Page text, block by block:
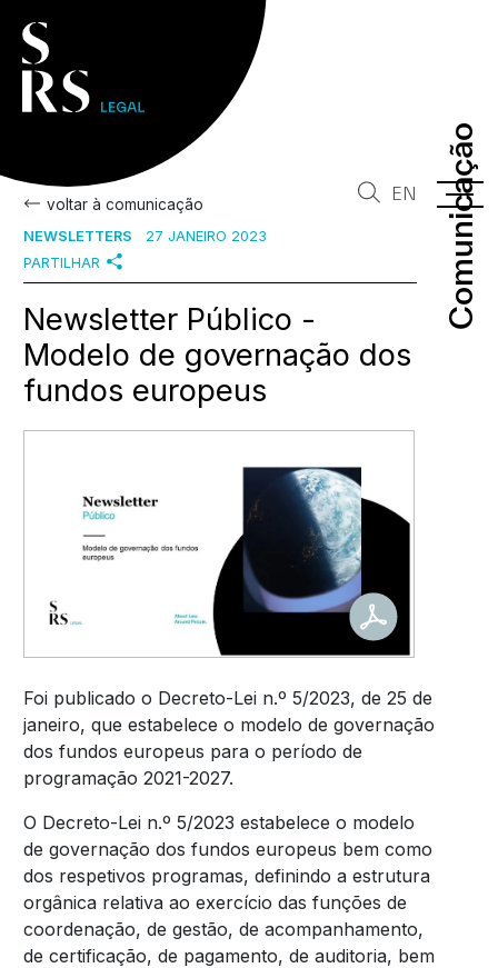
Comunicação
Comunicação
EN
voltar à comunicação
NEWSLETTERS
27 JANEIRO 2023
PARTILHAR
Newsletter Público -
Modelo de governação dos
fundos europeus
Foi publicado o Decreto-Lei n.º 5/2023, de 25 de
janeiro, que estabelece o modelo de governação
dos fundos europeus para o período de
programação 2021-2027.
O Decreto-Lei n.º 5/2023 estabelece o modelo
de governação dos fundos europeus bem como
dos respetivos programas, definindo a estrutura
orgânica relativa ao exercício das funções de
coordenação, de gestão, de acompanhamento,
de certificação, de pagamento, de auditoria, bem